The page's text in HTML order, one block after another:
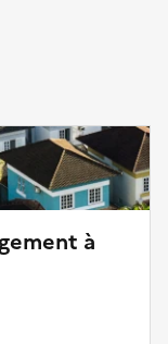
à